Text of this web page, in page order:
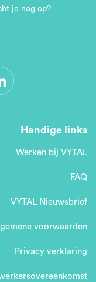
je nog op?
Handige links
Werken bij VYTAL
FAQ
VYTAL Nieuwsbrief
voorwaarden
Privacy verklaring